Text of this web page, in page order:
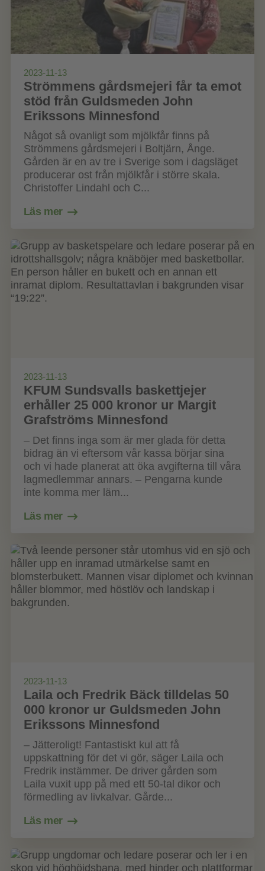
2023-11-13
Strömmens gårdsmejeri får ta emot
stöd från Guldsmeden John
Erikssons Minnesfond
Något så ovanligt som mjölkfår finns på
Strömmens gårdsmejeri i Boltjärn, Ånge.
Gården är en av tre i Sverige som i dagsläget
producerar ost från mjölkfår i större skala.
Christoffer Lindahl och C...
Läs mer
2023-11-13
KFUM Sundsvalls baskettjejer
erhåller 25 000 kronor ur Margit
Grafströms Minnesfond
– Det finns inga som är mer glada för detta
bidrag än vi eftersom vår kassa börjar sina
och vi hade planerat att öka avgifterna till våra
lagmedlemmar annars. – Pengarna kunde
inte komma mer läm...
Läs mer
2023-11-13
Laila och Fredrik Bäck tilldelas 50
000 kronor ur Guldsmeden John
Erikssons Minnesfond
– Jätteroligt! Fantastiskt kul att få
uppskattning för det vi gör, säger Laila och
Fredrik instämmer. De driver gården som
Laila vuxit upp på med ett 50-tal dikor och
förmedling av livkalvar. Gårde...
Läs mer